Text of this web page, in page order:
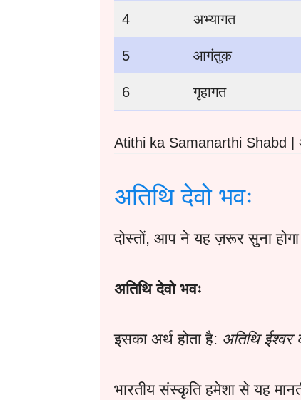
4 अभ्यागत
5 आगंतुक
6 गृहागत
Atithi ka Samanarthi Shabd |
अतिथि देवो भवः
दोस्तों, आप ने यह ज़रूर सुना
अतिथि देवो भवः
इसका अर्थ होता है: अतिथि
भारतीय संस्कृति हमेशा से यह